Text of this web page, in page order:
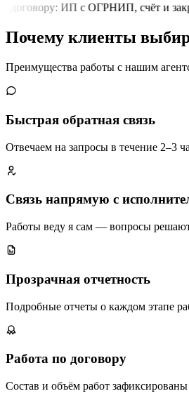
договору: ИП с ОГРНИП, счёт и
Почему клиенты
Преимущества работы с нашим
Быстрая обратная связь
Отвечаем на запросы в течение 2–3
Связь напрямую с
Работы веду я сам — вопросы
Прозрачная отчетность
Подробные отчеты о каждом этапе
Работа по договору
Состав и объём работ